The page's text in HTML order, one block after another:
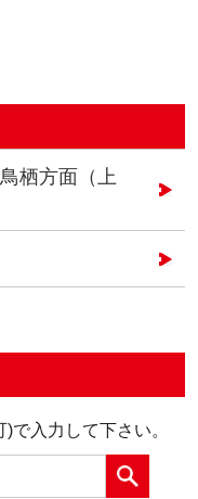
栖方面（上
で入力して下さい。